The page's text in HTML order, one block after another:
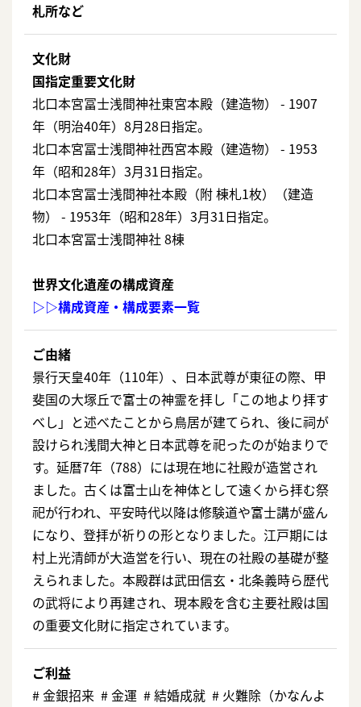
札所など
文化財
国指定重要文化財
北口本宮冨士浅間神社東宮本殿（建造物） - 1907
年（明治40年）8月28日指定。
北口本宮冨士浅間神社西宮本殿（建造物） - 1953
年（昭和28年）3月31日指定。
北口本宮冨士浅間神社本殿（附 棟札1枚）（建造
物） - 1953年（昭和28年）3月31日指定。
北口本宮冨士浅間神社 8棟
世界文化遺産の構成資産
▷▷構成資産・構成要素一覧
ご由緒
景行天皇40年（110年）、日本武尊が東征の際、甲
斐国の大塚丘で富士の神霊を拝し「この地より拝す
べし」と述べたことから鳥居が建てられ、後に祠が
設けられ浅間大神と日本武尊を祀ったのが始まりで
す。延暦7年（788）には現在地に社殿が造営され
ました。古くは富士山を神体として遠くから拝む祭
祀が行われ、平安時代以降は修験道や富士講が盛ん
になり、登拝が祈りの形となりました。江戸期には
村上光清師が大造営を行い、現在の社殿の基礎が整
えられました。本殿群は武田信玄・北条義時ら歴代
の武将により再建され、現本殿を含む主要社殿は国
の重要文化財に指定されています。
ご利益
# ⾦銀招来 # 金運 # 結婚成就 # ⽕難除（かなんよ